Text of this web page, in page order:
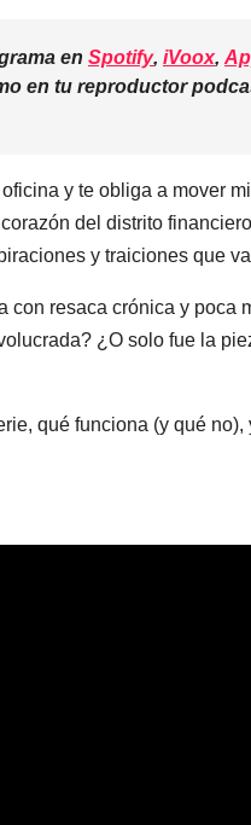
en Spotify, iVoox,
en tu reproductor
y te obliga a mover
del distrito
y traiciones que
resaca crónica y poca
¿O solo fue la
qué funciona (y qué